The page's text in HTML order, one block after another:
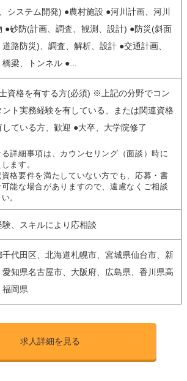
システム開発) ●農村施設 ●河川計画、河川
●砂防(計画、調査、観測、設計) ●防災(斜面
道路防災)、調査、解析、設計 ●交通計画、
梁、トンネル ●...
資格を有する方(必須) ※上記の分野でコン
ント実務経験を有している、または関連資格
している方、歓迎 ●大卒、大学院修了
詳細事項は、カウンセリング（面談）時に
ます。
格要件を満たしていない方でも、応募・書
能な場合がありますので、遠慮なくご相談
。
、スキルにより応相談
千代田区、北海道札幌市、宮城県仙台市、新
愛知県名古屋市、大阪府、広島県、香川県高
福岡県
求人詳細を見る